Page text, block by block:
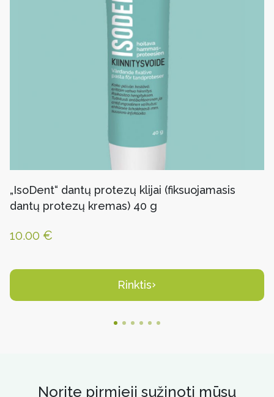
„IsoDent“ dantų protezų klijai (fiksuojamasis
dantų protezų kremas) 40 g
10.00 €
Rinktis
Norite pirmieji sužinoti mūsų